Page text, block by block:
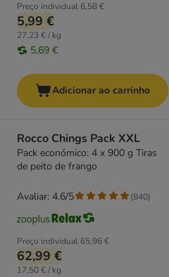
Preço individual 6,58 €
5,99 €
27,23 € / kg
5,69 €
Adicionar ao carrinho
Rocco Chings Pack XXL
Pack económico: 4 x 900 g Tiras
de peito de frango
Preço individual 65,96 €
62,99 €
17,50 € / kg
Avaliar: 4.6/5 (840)